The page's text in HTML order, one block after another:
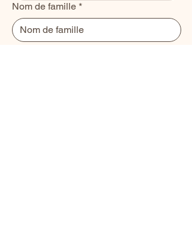
Nom de famille *